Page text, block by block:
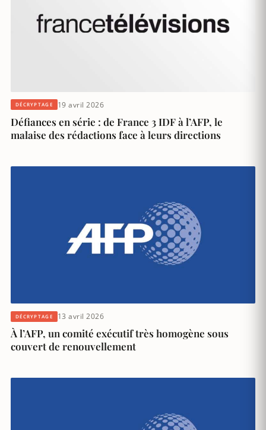
DÉCRYPTAGE 19 avril 2026
Défiances en série : de France 3 IDF à l’AFP, le
malaise des rédactions face à leurs directions
DÉCRYPTAGE 13 avril 2026
À l’AFP, un comité exécutif très homogène sous
couvert de renouvellement